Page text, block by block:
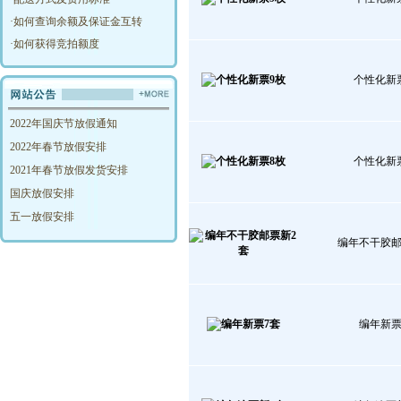
·如何查询余额及保证金互转
·如何获得竞拍额度
2022年国庆节放假通知
2022年春节放假安排
2021年春节放假发货安排
国庆放假安排
五一放假安排
个性化新
个性化新
编年不干胶
编年新